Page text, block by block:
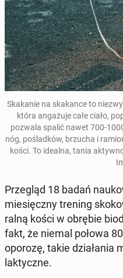
Ska­ka­nie na ska­kan­ce to
która an­ga­żu­je całe ciało,
pozwala spalić nawet 700-
nóg, po­ślad­ków, brzucha i
kości. To idealna, tania
Prze­gląd 18 badań
mie­sięcz­ny trening
ral­ną kości w obrębie
fakt, że niemal połowa
opo­ro­zę, takie dzia­ła­nia
lak­tycz­ne.